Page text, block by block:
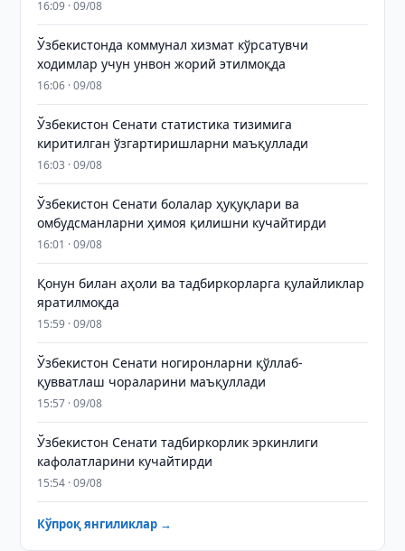
16:09 · 09/08
Ўзбекистонда коммунал хизмат кўрсатувчи
ходимлар учун унвон жорий этилмоқда
16:06 · 09/08
Ўзбекистон Сенати статистика тизимига
киритилган ўзгартиришларни маъқуллади
16:03 · 09/08
Ўзбекистон Сенати болалар ҳуқуқлари ва
омбудсманларни ҳимоя қилишни кучайтирди
16:01 · 09/08
Қонун билан аҳоли ва тадбиркорларга қулайликлар
яратилмоқда
15:59 · 09/08
Ўзбекистон Сенати ногиронларни қўллаб-
қувватлаш чораларини маъқуллади
15:57 · 09/08
Ўзбекистон Сенати тадбиркорлик эркинлиги
кафолатларини кучайтирди
15:54 · 09/08
Кўпроқ янгиликлар →